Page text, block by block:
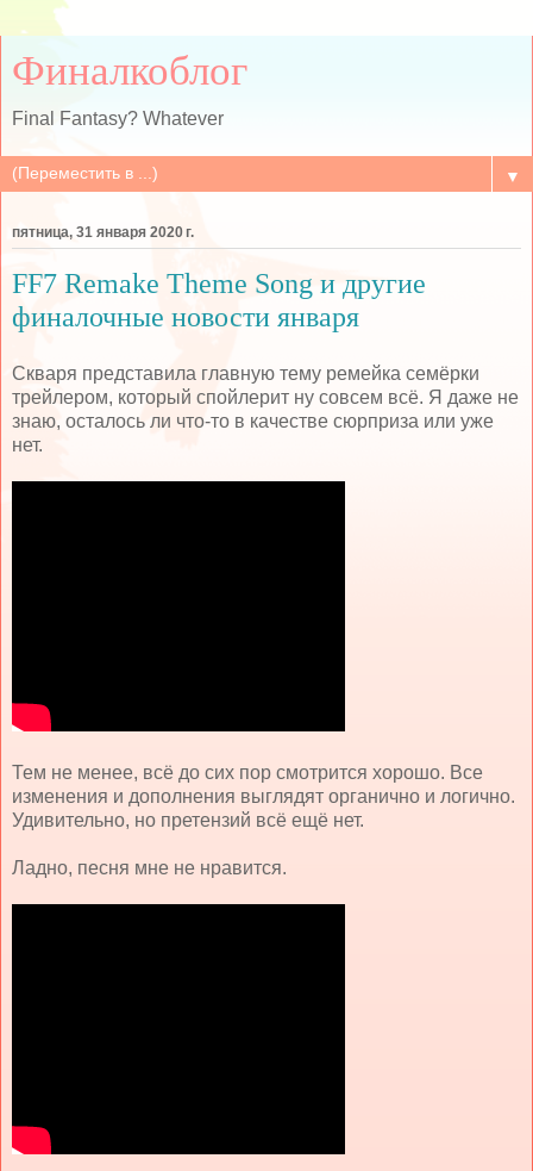
Финалкоблог
Final Fantasy? Whatever
▼
пятница, 31 января 2020 г.
FF7 Remake Theme Song и другие
финалочные новости января
Скваря представила главную тему ремейка семёрки
трейлером, который спойлерит ну совсем всё. Я даже не
знаю, осталось ли что-то в качестве сюрприза или уже
нет.
Тем не менее, всё до сих пор смотрится хорошо. Все
изменения и дополнения выглядят органично и логично.
Удивительно, но претензий всё ещё нет.
Ладно, песня мне не нравится.